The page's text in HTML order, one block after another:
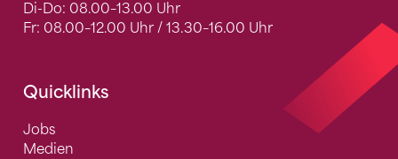
Di-Do: 08.00–13.00 Uhr
Fr: 08.00–12.00 Uhr / 13.30–16.00 Uhr
Quicklinks
Jobs
Medien